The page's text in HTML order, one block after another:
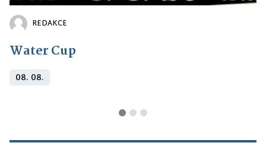
REDAKCE
Water Cup
08. 08.